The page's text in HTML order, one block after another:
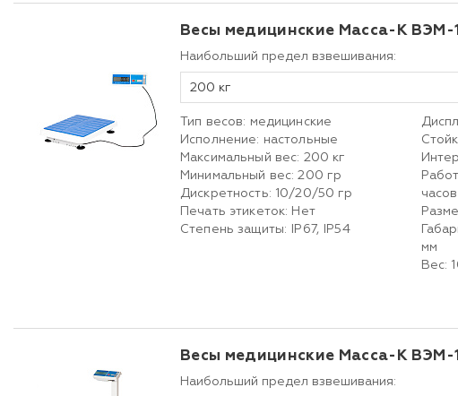
Весы медицинские Масса-К ВЭМ-
Наибольший предел взвешивания:
200 кг
Тип весов: медицинские
Исполнение: настольные
Максимальный вес: 200 кг
Минимальный вес: 200 гр
Дискретность: 10/20/50 гр
Печать этикеток: Нет
Степень защиты: IP67, IP54
часов
мм
Вес:
Весы медицинские Масса-К ВЭМ-
Наибольший предел взвешивания: